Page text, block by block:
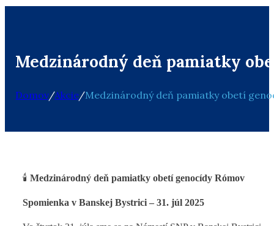
Medzinárodný deň pamiatky
Domov/Akcie/Medzinárodný deň pamiatky obetí
🕯️ Medzinárodný deň pamiatky obetí genocídy Rómov
Spomienka v Banskej Bystrici – 31. júl 2025